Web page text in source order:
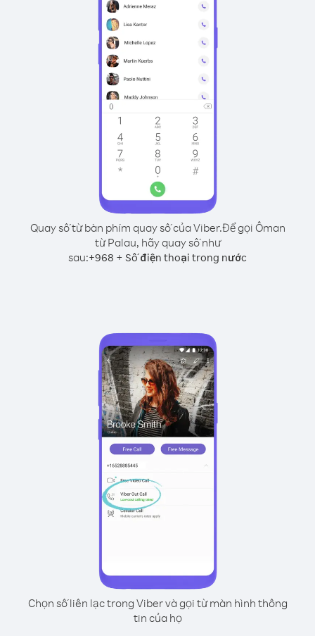
Quay số từ bàn phím quay số của Viber.Để gọi Ôman
từ Palau, hãy quay số như
sau:+968 + Số điện thoại trong nước
Chọn số liên lạc trong Viber và gọi từ màn hình thông
tin của họ